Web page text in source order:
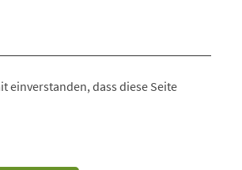
einverstanden, dass diese Seite